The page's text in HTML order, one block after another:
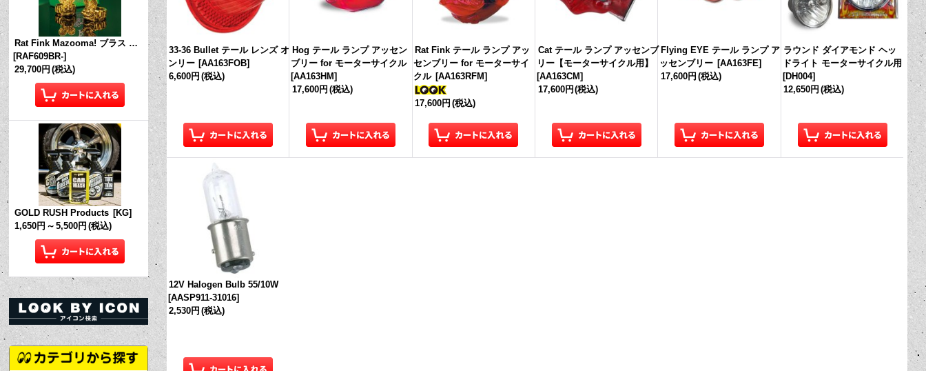
Rat Fink Mazooma! ブラス リング
[RAF609BR-]
29,700円 (税込)
GOLD RUSH Products [KG]
1,650円 ～ 5,500円 (税込)
33-36 Bullet テール レンズ オ
ンリー [AA163FOB]
6,600円 (税込)
Hog テール ランプ アッセン
ブリー for モーターサイクル
[AA163HM]
17,600円 (税込)
Rat Fink テール ランプ アッ
センブリー for モーターサイ
クル [AA163RFM]
17,600円 (税込)
Cat テール ランプ アッセンブ
リー【モーターサイクル用】
[AA163CM]
17,600円 (税込)
Flying EYE テール ランプ ア
ッセンブリー [AA163FE]
17,600円 (税込)
ラウンド ダイアモンド ヘッ
ドライト モーターサイクル用
[DH004]
12,650円 (税込)
12V Halogen Bulb 55/10W
[AASP911-31016]
2,530円 (税込)